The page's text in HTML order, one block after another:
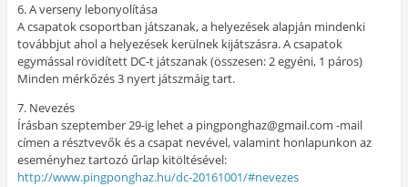
6. A verseny lebonyolítása
A csapatok csoportban játszanak, a helyezések alapján mindenki
továbbjut ahol a helyezések kerülnek kijátszásra. A csapatok
egymással rövidített DC-t játszanak (összesen: 2 egyéni, 1 páros)
Minden mérkőzés 3 nyert játszmáig tart.
7. Nevezés
Írásban szeptember 29-ig lehet a pingponghaz@gmail.com -mail
címen a résztvevők és a csapat nevével, valamint honlapunkon az
eseményhez tartozó űrlap kitöltésével:
http://www.pingponghaz.hu/dc-20161001/#nevezes